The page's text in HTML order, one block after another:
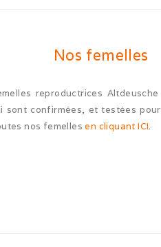
Nos femelles
reproductrices
sont confirmées, et testées
nos femellesen cliquant ICI.